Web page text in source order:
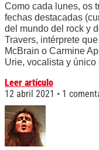
Como cada lunes, os
fechas destacadas
del mundo del rock y
Travers, intérprete
McBrain o Carmine
Urie, vocalista y
Leer artículo
12 abril 2021
1